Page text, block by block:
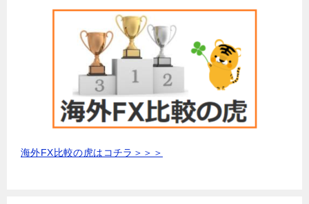
海外FX比較の虎はコチラ＞＞＞